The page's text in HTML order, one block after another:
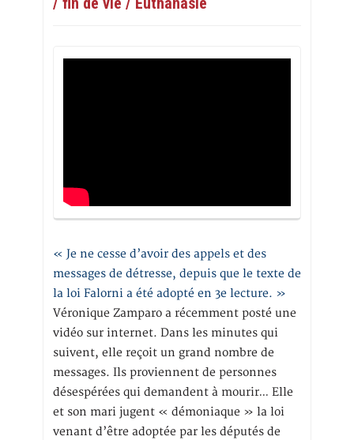
« Je ne cesse d’avoir des appels et des
messages de détresse, depuis que le texte de
la loi Falorni a été adopté en 3e lecture. »
Véronique Zamparo a récemment posté une
vidéo sur internet. Dans les minutes qui
suivent, elle reçoit un grand nombre de
messages. Ils proviennent de personnes
désespérées qui demandent à mourir… Elle
et son mari jugent « démoniaque » la loi
venant d’être adoptée par les députés de